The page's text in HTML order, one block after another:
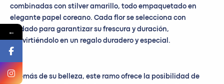
combinadas con stilver amarillo, todo empaquetado en
elegante papel coreano. Cada flor se selecciona con
cuidado para garantizar su frescura y duración,
convirtiéndolo en un regalo duradero y especial.
Además de su belleza, este ramo ofrece la posibilidad de
←